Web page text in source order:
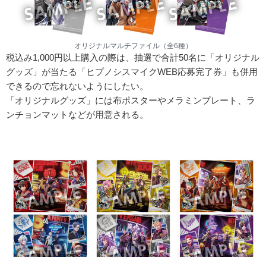
オリジナルマルチファイル（全6種）
税込み1,000円以上購入の際は、抽選で合計50名に「オリジナル
グッズ」が当たる「ヒプノシスマイクWEB応募完了券」も併用
できるので忘れないようにしたい。
「オリジナルグッズ」には布ポスターやメラミンプレート、ラ
ンチョンマットなどが用意される。